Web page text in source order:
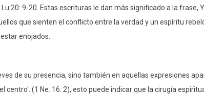
20: 9-20. Estas escrituras le dan más significado a la frase,
que sienten el conflicto entre la verdad y un espíritu
enojados.
de su presencia, sino también en aquellas expresiones
centro'. (1 Ne. 16: 2), esto puede indicar que la cirugía